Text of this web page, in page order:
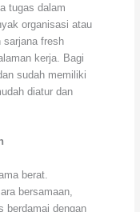
tugas dalam
organisasi atau
sarjana fresh
kerja. Bagi
sudah memiliki
diatur dan
berat.
bersamaan,
berdamai dengan